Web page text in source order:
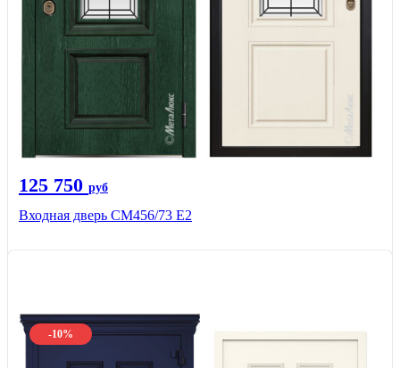
125 750 руб
Входная дверь СМ456/73 Е2
-10%